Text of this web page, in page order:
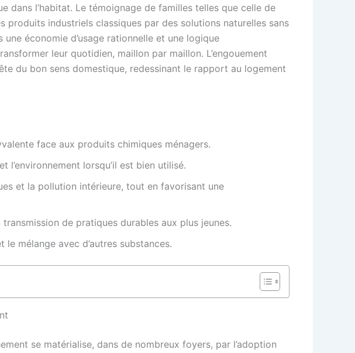
dans l’habitat. Le témoignage de familles telles que celle de
industriels classiques par des solutions naturelles sans
économie d’usage rationnelle et une logique
leur quotidien, maillon par maillon. L’engouement
du bon sens domestique, redessinant le rapport au logement
face aux produits chimiques ménagers.
lorsqu’il est bien utilisé.
et la pollution intérieure, tout en favorisant une
de pratiques durables aux plus jeunes.
mélange avec d’autres substances.
se matérialise, dans de nombreux foyers, par l’adoption